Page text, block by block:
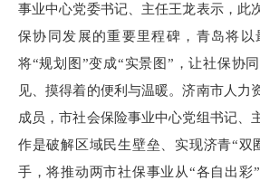
事业中心党委书记、主任王龙表示，此
保协同发展的重要里程碑，青岛将以
将“规划图”变成“实景图”，让社保协
见、摸得着的便利与温暖。济南市人力
成员，市社会保险事业中心党组书记、
作是破解区域民生壁垒、实现济青“双
手，将推动两市社保事业从“各自出彩